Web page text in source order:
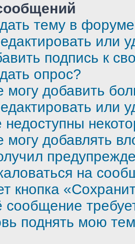
тему в
или
подпись к
опрос?
могу добавить
или
недоступны
могу добавлять
на
кнопка
поднять мою